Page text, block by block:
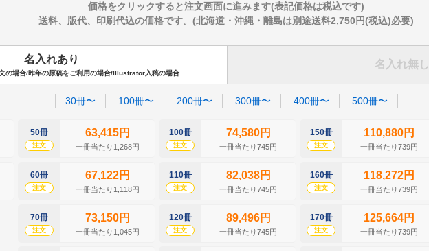
価格をクリックすると注文画面に進みます(表記価格は税込です)
送料、版代、印刷代込の価格です。(北海道・沖縄・離島は別途送料2,750円(税込)必要)
名入れあり
の場合/昨年の原稿をご利用の場合/Illustrator入稿の場合
名入れ無し
30冊〜 100冊〜 200冊〜 300冊〜 400冊〜 500冊〜
50冊
注文
63,415円
一冊当たり1,268円
60冊
注文
67,122円
一冊当たり1,118円
70冊
注文
73,150円
一冊当たり1,045円
100冊
注文
74,580円
一冊当たり745円
110冊
注文
82,038円
一冊当たり745円
120冊
注文
89,496円
一冊当たり745円
150冊
注文
110,880円
一冊当たり739円
160冊
注文
118,272円
一冊当たり739円
170冊
注文
125,664円
一冊当たり739円